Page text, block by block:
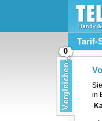
Tarif-
in
0